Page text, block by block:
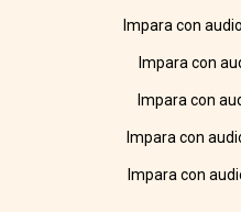
Impara con
Impara con
Impara con
Impara con
Impara con